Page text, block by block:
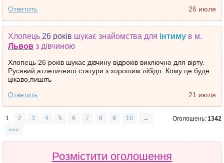
26 июля
Ответить
Хлопець 26 років шукає знайомства для інтиму в м.
Львов з дівчиною
Хлопець 26 років шукає дівчину відроків виключно для вірту.
Русявий,атлетичниої статури з хорошим лібідо. Кому це буде
цікаво,пишіть
21 июля
Ответить
Оголошень: 1342
1 2 3 4 5 6 7 8 9 10
→
»»»
Розмістити оголошення